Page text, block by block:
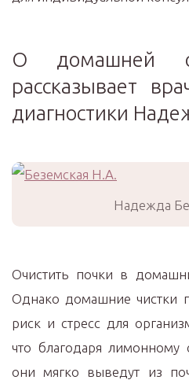
О домашней
рассказывает
диагностики
Надежда
Очистить почки в
Однако домашние чистки
риск и стресс для
что благодаря
они мягко выведут из